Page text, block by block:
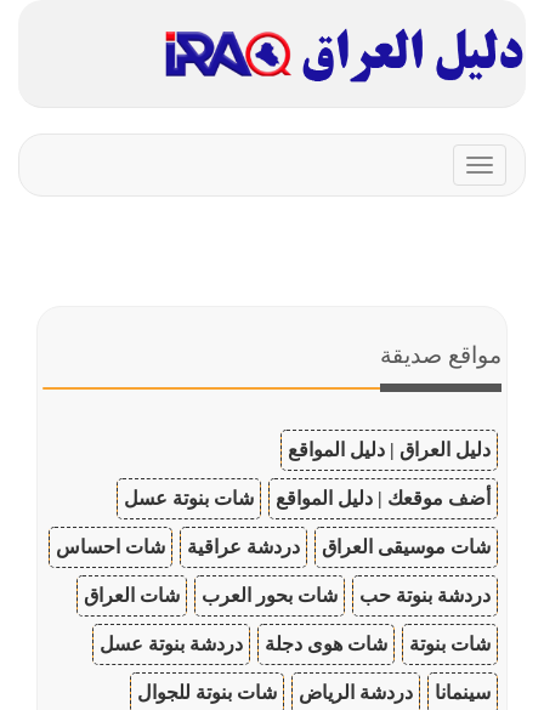
Toggle
navigation
مواقع صديقة
دليل العراق | دليل المواقع
أضف موقعك | دليل المواقع شات بنوتة عسل
شات موسيقى العراق دردشة عراقية شات احساس
دردشة بنوتة حب شات بحور العرب شات العراق
شات بنوتة شات هوى دجلة دردشة بنوتة عسل
سينمانا دردشة الرياض شات بنوتة للجوال